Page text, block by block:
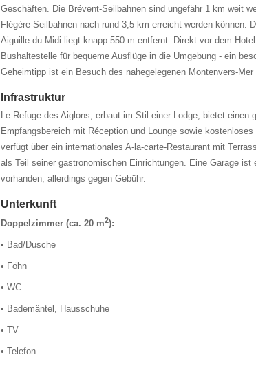
Geschäften. Die Brévent-Seilbahnen sind ungefähr 1 km weit
Flégère-Seilbahnen nach rund 3,5 km erreicht werden können.
Aiguille du Midi liegt knapp 550 m entfernt. Direkt vor dem
Bushaltestelle für bequeme Ausflüge in die Umgebung - ein
Geheimtipp ist ein Besuch des nahegelegenen Montenvers-Mer
Infrastruktur
Le Refuge des Aiglons, erbaut im Stil einer Lodge, bietet einen
Empfangsbereich mit Réception und Lounge sowie
verfügt über ein internationales A-la-carte-Restaurant mit
als Teil seiner gastronomischen Einrichtungen. Eine Garage ist
vorhanden, allerdings gegen Gebühr.
Unterkunft
Doppelzimmer (ca. 20 m2):
• Bad/Dusche
• Föhn
• WC
• Bademäntel, Hausschuhe
• TV
• Telefon